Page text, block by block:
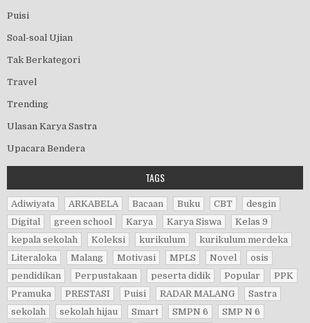
Puisi
Soal-soal Ujian
Tak Berkategori
Travel
Trending
Ulasan Karya Sastra
Upacara Bendera
TAGS
Adiwiyata ARKABELA Bacaan Buku CBT
desgin
Digital
green school Karya Karya Siswa
Kelas 9
kepala sekolah
Koleksi kurikulum
kurikulum merdeka
Literaloka
Malang Motivasi MPLS Novel
osis
pendidikan
Perpustakaan peserta didik Popular
PPK
Pramuka
PRESTASI Puisi RADAR MALANG
Sastra
sekolah
sekolah hijau Smart SMPN 6
SMP N 6